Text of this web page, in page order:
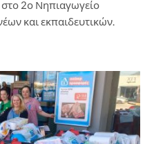
2ο Νηπιαγωγείο
και εκπαιδευτικών.